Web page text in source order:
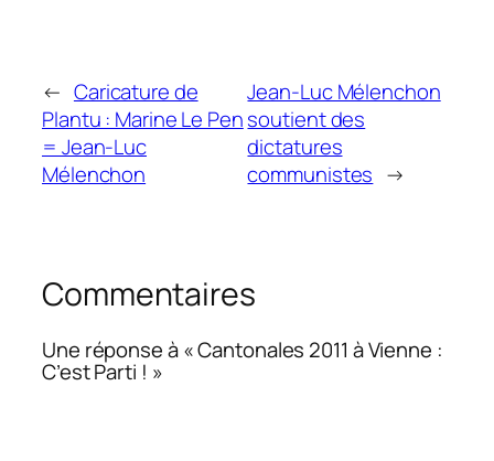
← Caricature de
Plantu : Marine Le Pen
= Jean-Luc
Mélenchon
Jean-Luc Mélenchon
soutient des
dictatures
communistes →
Commentaires
Une réponse à « Cantonales 2011 à Vienne :
C’est Parti ! »